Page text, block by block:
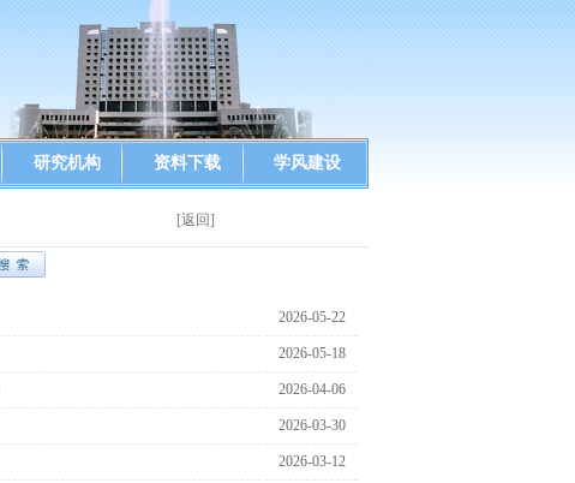
研究机构 资料下载 学风建设
[返回]
2026-05-22
2026-05-18
2026-04-06
2026-03-30
2026-03-12